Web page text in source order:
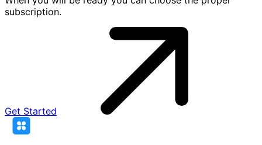
subscription.
Get Started